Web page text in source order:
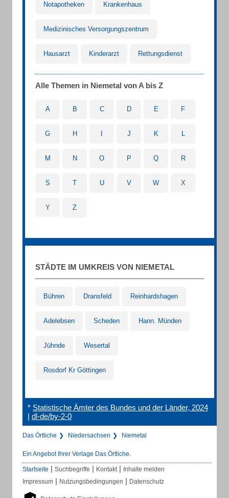
Notapotheken Krankenhaus
Medizinisches Versorgungszentrum
Hausarzt Kinderarzt Rettungsdienst
Alle Themen in Niemetal von A bis Z
A B C D E F
G H J K L
M N O P Q R
S T U V W X
Y Z
STÄDTE IM UMKREIS VON NIEMETAL
Bühren Dransfeld Reinhardshagen
Adelebsen Scheden Hann. Münden
Jühnde Wesertal
Rosdorf Kr Göttingen
* Statistische Ämter des Bundes und der Länder, 2024
| dl-de/by-2-0
Das Örtliche Niedersachsen Niemetal
Ein Angebot Ihrer Verlage Das Örtliche.
Startseite | Suchbegriffe | Kontakt | Inhalte melden
Impressum | Nutzungsbedingungen | Datenschutz